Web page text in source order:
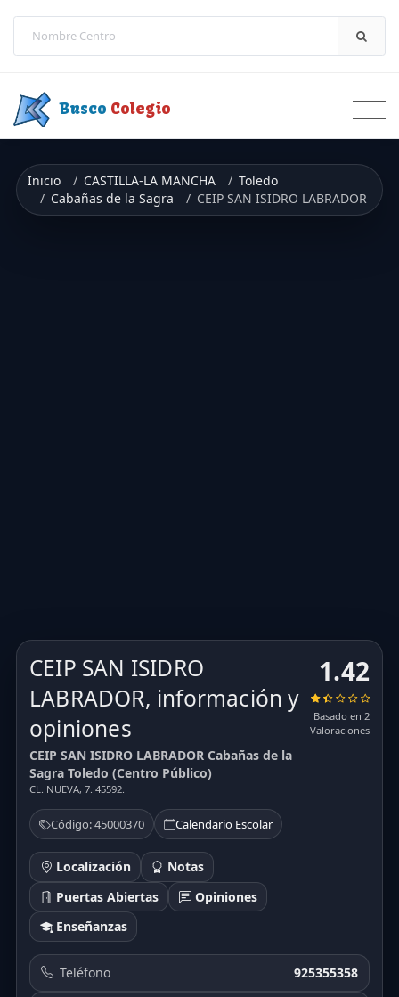
Busco Colegio
Inicio CASTILLA-LA MANCHA
Toledo
Cabañas de la Sagra
CEIP SAN ISIDRO LABRADOR
CEIP SAN ISIDRO
LABRADOR, información y
opiniones
CEIP SAN ISIDRO LABRADOR Cabañas de la
Sagra Toledo (Centro Público)
CL. NUEVA, 7. 45592.
Código: 45000370 Calendario Escolar
Localización
Notas
Puertas Abiertas
Opiniones
Enseñanzas
1.42
Basado en 2
Valoraciones
Teléfono 925355358